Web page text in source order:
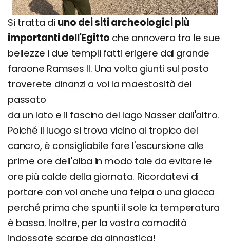
Si tratta di uno dei siti archeologici più
importanti dell'Egitto che annovera tra le sue
bellezze i due templi fatti erigere dal grande
faraone Ramses II. Una volta giunti sul posto
troverete dinanzi a voi la maestosità del
passato
da un lato e il fascino del lago Nasser dall'altro.
Poiché il luogo si trova vicino al tropico del
cancro, è consigliabile fare l'escursione alle
prime ore dell'alba in modo tale da evitare le
ore più calde della giornata. Ricordatevi di
portare con voi anche una felpa o una giacca
perché prima che spunti il sole la temperatura
è bassa. Inoltre, per la vostra comodità
indossate scarpe da ginnastica!